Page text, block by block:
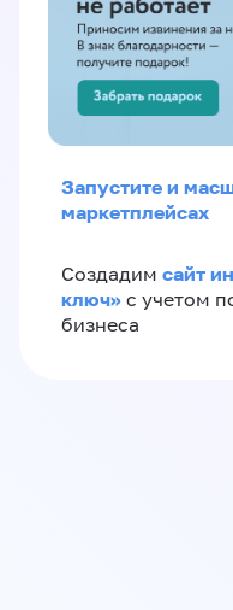
Запустите и
маркетплейсах
Создадим сайт
ключ» с учетом
бизнеса